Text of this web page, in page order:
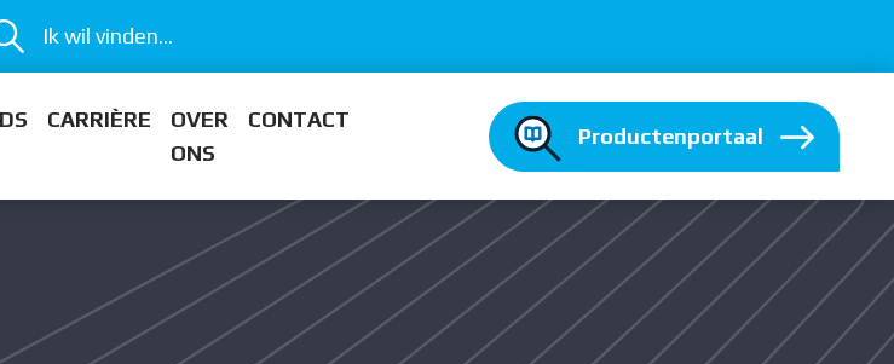
Ik wil vinden...
CARRIÈRE
OVER
ONS
CONTACT
Productenportaal